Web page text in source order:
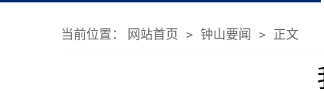
当前位置： 网站首页 > 钟山要闻 > 正文